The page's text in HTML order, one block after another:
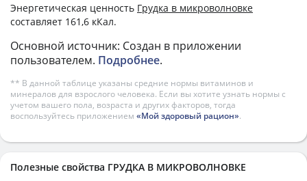
Энергетическая ценность Грудка в микроволновке
составляет 161,6 кКал.
Основной источник: Создан в приложении
пользователем. Подробнее.
** В данной таблице указаны средние нормы витаминов и
минералов для взрослого человека. Если вы хотите узнать нормы с
учетом вашего пола, возраста и других факторов, тогда
воспользуйтесь приложением «Мой здоровый рацион».
Полезные свойства ГРУДКА В МИКРОВОЛНОВКЕ